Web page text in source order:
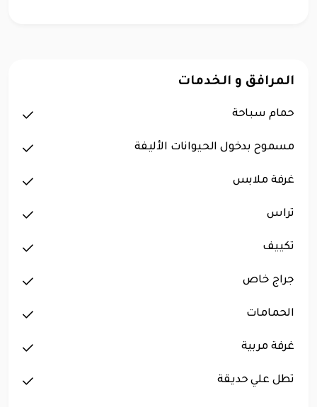
المرافق و الخدمات
حمام سباحة
مسموح بدخول الحيوانات الأليفة
غرفة ملابس
تراس
تكييف
جراج خاص
الحمامات
غرفة مربية
تطل علي حديقة